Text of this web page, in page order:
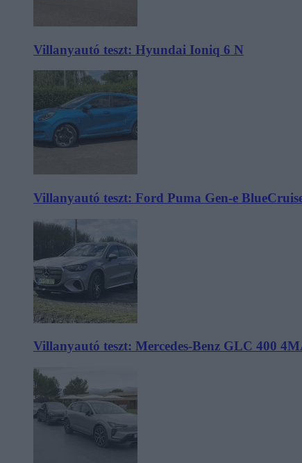
Villanyautó teszt: Hyundai Ioniq 6 N
Villanyautó teszt: Ford Puma Gen-e
Villanyautó teszt: Mercedes-Benz GLC 400